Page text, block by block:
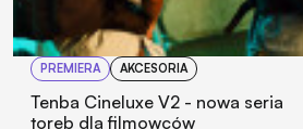
PREMIERA AKCESORIA
Tenba Cineluxe V2 - nowa seria
toreb dla filmowców